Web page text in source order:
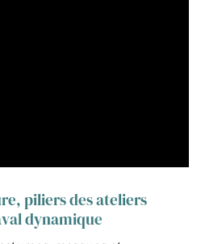
piliers des ateliers
dynamique